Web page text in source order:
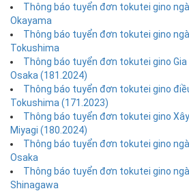
Thông báo tuyển đơn tokutei gino
Okayama
Thông báo tuyển đơn tokutei gino
Tokushima
Thông báo tuyển đơn tokutei gino
Osaka (181.2024)
Thông báo tuyển đơn tokutei gino
Tokushima (171.2023)
Thông báo tuyển đơn tokutei gino
Miyagi (180.2024)
Thông báo tuyển đơn tokutei gino
Osaka
Thông báo tuyển đơn tokutei gino
Shinagawa